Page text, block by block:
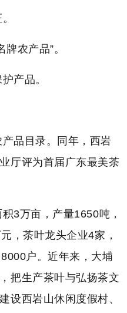
农产品”。
产品。
品目录。同年，西岩
厅评为首届广东最美茶
3万亩，产量1650吨，
，茶叶龙头企业4家，
户。近年来，大埔
把生产茶叶与弘扬茶文
设西岩山休闲度假村、